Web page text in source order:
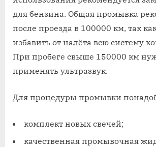
для бензина. Общая промывка
после проезда в 100000 км, так
избавить от налёта всю систему
При пробеге свыше 150000 км
применять ультразвук.
Для процедуры промывки
комплект новых свечей;
качественная промывочная